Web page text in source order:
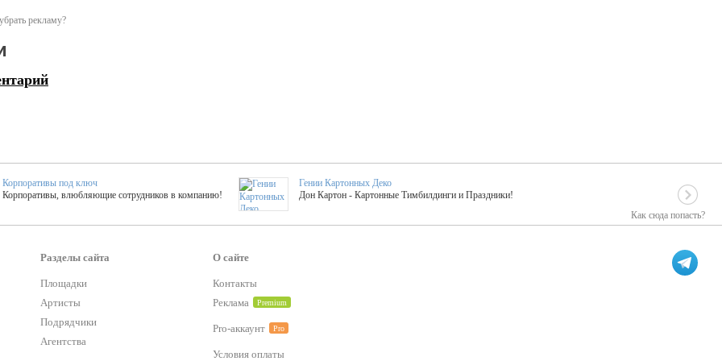
рекламу?
Как сюда попасть?
Корпоративы под ключ
Корпоративы, влюбляющие сотрудников в компанию!
Гении Картонных Деко
Дон Картон - Картонные Тимбилдинги и Праздники!
Более 420 мастер-классов на выезде на мероприятие!
классы
25 активностей! Смета за 15 минут!
Букинг компания №1
Разделы сайта
Площадки
Артисты
Подрядчики
Агентства
О сайте
Контакты
Реклама
Premium
Pro-аккаунт Pro
Условия оплаты